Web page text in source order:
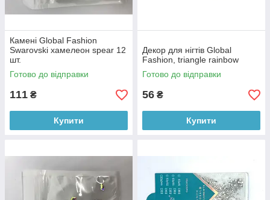
Камені Global Fashion
Swarovski хамелеон spear 12
шт.
Готово до відправки
111 ₴
Купити
Декор для нігтів Global
Fashion, triangle rainbow
Готово до відправки
56 ₴
Купити